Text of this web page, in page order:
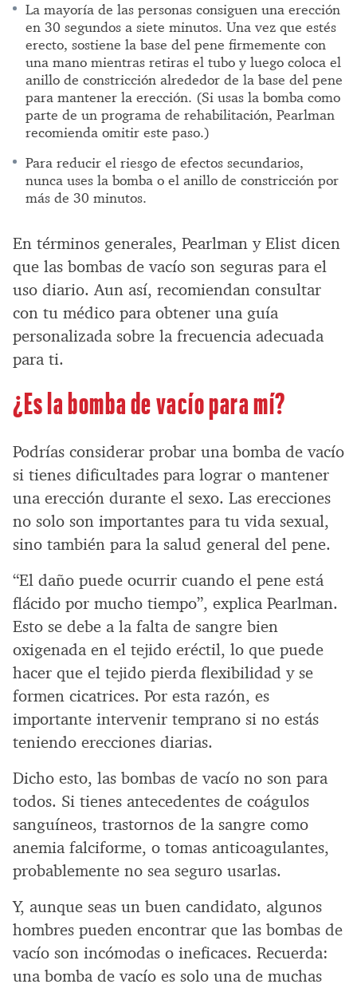
La mayoría de las personas consiguen una erección
en 30 segundos a siete minutos. Una vez que estés
erecto, sostiene la base del pene firmemente con
una mano mientras retiras el tubo y luego coloca el
anillo de constricción alrededor de la base del pene
para mantener la erección. (Si usas la bomba como
parte de un programa de rehabilitación, Pearlman
recomienda omitir este paso.)
Para reducir el riesgo de efectos secundarios,
nunca uses la bomba o el anillo de constricción por
más de 30 minutos.
En términos generales, Pearlman y Elist dicen
que las bombas de vacío son seguras para el
uso diario. Aun así, recomiendan consultar
con tu médico para obtener una guía
personalizada sobre la frecuencia adecuada
para ti.
¿Es la bomba de vacío para mí?
Podrías considerar probar una bomba de vacío
si tienes dificultades para lograr o mantener
una erección durante el sexo. Las erecciones
no solo son importantes para tu vida sexual,
sino también para la salud general del pene.
“El daño puede ocurrir cuando el pene está
flácido por mucho tiempo”, explica Pearlman.
Esto se debe a la falta de sangre bien
oxigenada en el tejido eréctil, lo que puede
hacer que el tejido pierda flexibilidad y se
formen cicatrices. Por esta razón, es
importante intervenir temprano si no estás
teniendo erecciones diarias.
Dicho esto, las bombas de vacío no son para
todos. Si tienes antecedentes de coágulos
sanguíneos, trastornos de la sangre como
anemia falciforme, o tomas anticoagulantes,
probablemente no sea seguro usarlas.
Y, aunque seas un buen candidato, algunos
hombres pueden encontrar que las bombas de
vacío son incómodas o ineficaces. Recuerda:
una bomba de vacío es solo una de muchas